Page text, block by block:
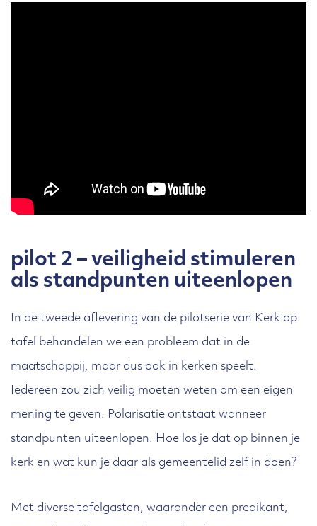
pilot 2 – veiligheid stimuleren
als standpunten uiteenlopen
In de tweede aflevering van de pilotserie van Kerk op
tafel behandelen we een probleem dat in de
maatschappij, maar dus ook in kerken speelt.
Iedereen zou zich veilig moeten weten om een eigen
mening te geven. Polarisatie ontstaat wanneer
standpunten uiteenlopen. Hoe los je dat op binnen je
kerk en wat kun je daar als gemeentelid zelf in doen?
Met diverse tafelgasten, waaronder een predikant,